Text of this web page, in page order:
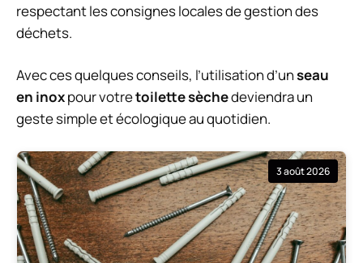
respectant les consignes locales de gestion des
déchets.
Avec ces quelques conseils, l’utilisation d’unseau
en inoxpour votretoilette sèchedeviendra un
geste simple et écologique au quotidien.
3 août 2026